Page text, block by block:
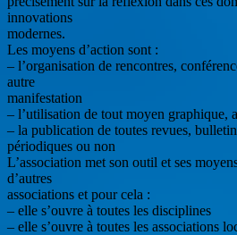
innovations
modernes.
Les moyens d’action sont :
– l’organisation de rencontres,
autre
manifestation
– l’utilisation de tout moyen graphique,
– la publication de toutes revues,
périodiques ou non
L’association met son outil et ses
d’autres
associations et pour cela :
– elle s’ouvre à toutes les disciplines
– elle s’ouvre à toutes les associations